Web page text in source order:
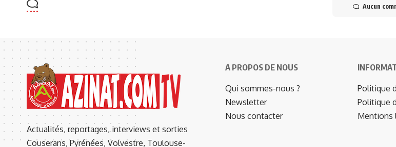
Aucun
Actualités, reportages, interviews et sorties
Couserans, Pyrénées, Volvestre, Toulouse-
A PROPOS DE NOUS
Qui sommes-nous ?
Newsletter
Nous contacter
Politique
Politique
Mentions